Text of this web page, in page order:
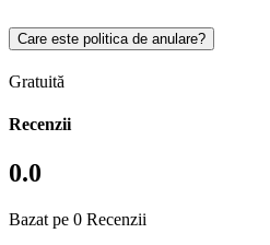
Care este politica de anulare?
Gratuită
Recenzii
0.0
Bazat pe 0 Recenzii